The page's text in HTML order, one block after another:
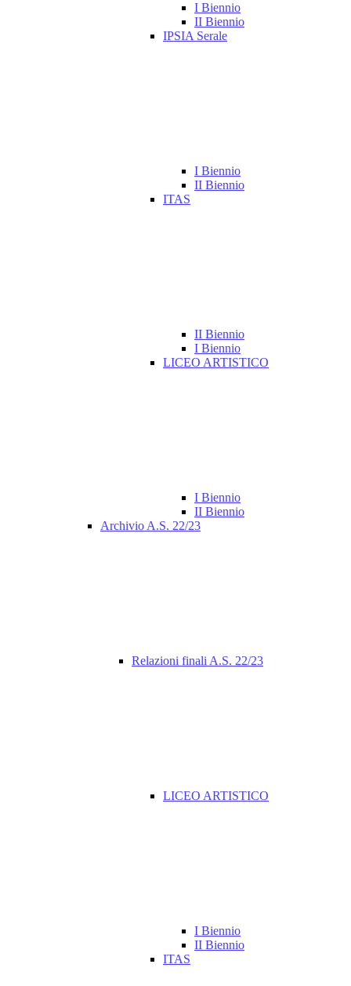
I Biennio
II Biennio
IPSIA Serale
I Biennio
II Biennio
ITAS
II Biennio
I Biennio
LICEO ARTISTICO
I Biennio
II Biennio
Archivio A.S. 22/23
Relazioni finali A.S. 22/23
LICEO ARTISTICO
I Biennio
II Biennio
ITAS